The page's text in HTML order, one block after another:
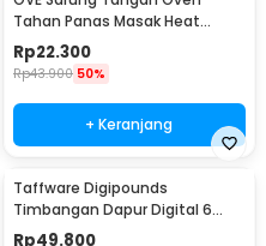
Tahan Panas Masak Heat
Resistant Gloves - 540F
Rp22.300
Rp43.900 50%
+ Keranjang
Taffware Digipounds
Timbangan Dapur Digital 6
Satuan 1kg 0.1g - i2000
Rp49.800